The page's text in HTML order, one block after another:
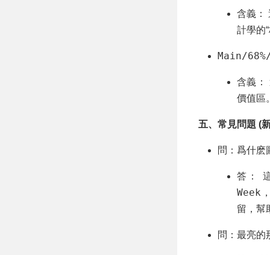
含義：
計學的
Main/
含義：
價值區
五、常見問題 (
問：爲什麽
答：
Week
留，幫
問：最亮的